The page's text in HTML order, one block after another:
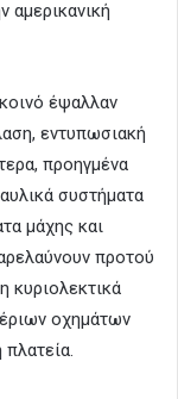
αμερικανική
έψαλλαν
εντυπωσιακή
προηγμένα
συστήματα
μάχης και
προτού
κυριολεκτικά
οχημάτων